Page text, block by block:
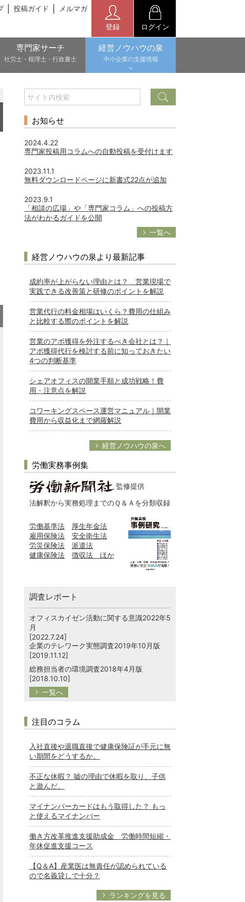
投稿ガイド メルマガ
登録 ログイン
専門家サーチ
社労士・税理士・行政書士
経営ノウハウの泉
中小企業の支援情報
お知らせ
2024.4.22
専門家投稿用コラムへの自動投稿を受付けます
2023.11.1
無料ダウンロードページに新書式22点が追加
2023.9.1
「相談の広場」や「専門家コラム」への投稿方
法がわかるガイドを公開
一覧へ
経営ノウハウの泉より最新記事
成約率が上がらない理由とは？ 営業現場で
実践できる改善策と研修のポイントを解説
営業代行の料金相場はいくら？費用の仕組み
と比較する際のポイントを解説
営業のアポ獲得を外注するべき会社とは？｜
アポ獲得代行を検討する前に知っておきたい
4つの判断基準
シェアオフィスの開業手順と成功戦略！費
用・注意点を解説
コワーキングスペース運営マニュアル｜開業
費用から収益化まで網羅解説
経営ノウハウの泉へ
労働実務事例集
監修提供
法解釈から実務処理までのＱ＆Ａを分類収録
労働基準法
厚生年金法
雇用保険法
安全衛生法
労災保険法
派遣法
健康保険法
徴収法 ほか
調査レポート
オフィスカイゼン活動に関する意識2022年5
月
[2022.7.24]
企業のテレワーク実態調査2019年10月版
[2019.11.12]
総務担当者の環境調査2018年4月版
[2018.10.10]
一覧へ
注目のコラム
入社直後や退職直後で健康保険証が手元に無
い期間をどうするか。
不正な休暇？ 嘘の理由で休暇を取り、子供
と遊んだ。
マイナンバーカードはもう取得した？ もっ
と使えるマイナンバー
働き方改革推進支援助成金 労働時間短縮・
年休促進支援コース
【Q＆A】産業医は無責任が認められている
ので名義貸しで十分？
ランキングを見る